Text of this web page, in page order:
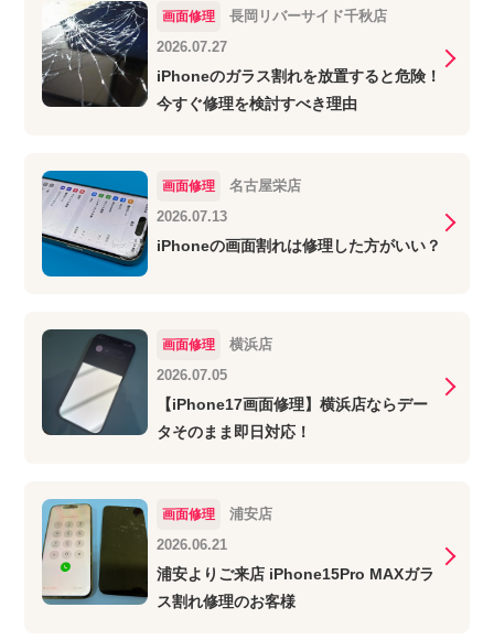
画面修理
長岡リバーサイド千秋店
2026.07.27
iPhoneのガラス割れを放置すると危険！
今すぐ修理を検討すべき理由
画面修理
名古屋栄店
2026.07.13
iPhoneの画面割れは修理した方がいい？
画面修理
横浜店
2026.07.05
【iPhone17画面修理】横浜店ならデー
タそのまま即日対応！
画面修理
浦安店
2026.06.21
浦安よりご来店 iPhone15Pro MAXガラ
ス割れ修理のお客様